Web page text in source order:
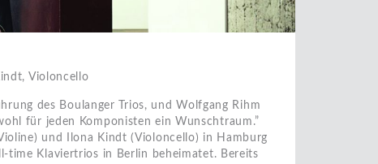
Violoncello
des Boulanger Trios, und Wolfgang Rihm
für jeden Komponisten ein Wunschtraum.”
und Ilona Kindt (Violoncello) in Hamburg
time Klaviertrios in Berlin beheimatet. Bereits